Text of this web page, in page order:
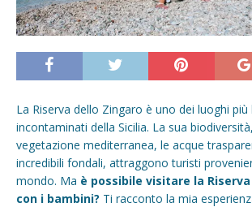
La Riserva dello Zingaro è uno dei luoghi più
incontaminati della Sicilia. La sua
vegetazione mediterranea, le acque
incredibili fondali, attraggono turisti
mondo. Ma è possibile visitare la
con i bambini? Ti racconto la mia